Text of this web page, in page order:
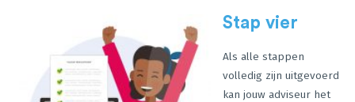
Stap vier
Als alle stappen
volledig zijn uitgevoerd
kan jouw adviseur het